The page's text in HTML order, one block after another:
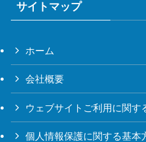
サイトマップ
ホーム
会社概要
ウェブサイトご利用に関す
個人情報保護に関する基本